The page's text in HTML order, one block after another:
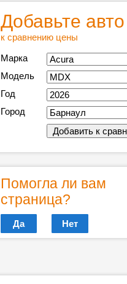
Добавьте авто
к сравнению цены
Марка
Модель
Год
Город
Помогла ли вам
страница?
Да Нет